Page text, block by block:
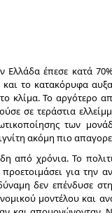
έπεσε κατά
το κατακόρυφα
κλίμα. Το αργότερο
σε τεράστια
των
ακόμη πιο
από χρόνια. Το
για την
δεν επένδυσε
μοντέλου και